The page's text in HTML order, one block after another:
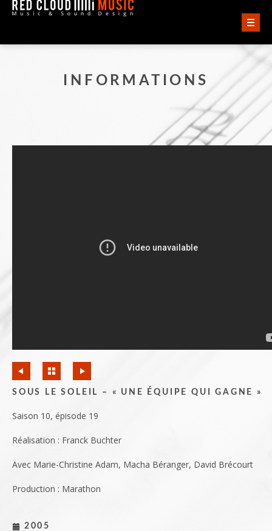
ACCUEIL
AUDIO
QUI SOMMES-NOUS ?
INFORMATIONS
SOUS LE SOLEIL – « UNE ÉQUIPE QUI GAGNE »
Saison 10, épisode 19
Réalisation : Franck Buchter
Avec Marie-Christine Adam, Macha Béranger, David Brécourt
Production : Marathon
2005